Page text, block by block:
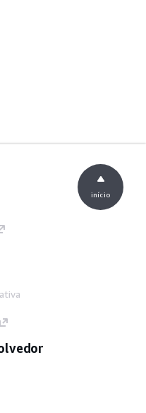
início